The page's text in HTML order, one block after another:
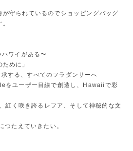
守られているのでショッピングバッグ
ワイがある〜
めに」
する、すべてのフラダンサーへ
ユーザー目線で創造し、Hawaiiで彩
紅く咲き誇るレフア、そして神秘的な文
つたえていきたい。